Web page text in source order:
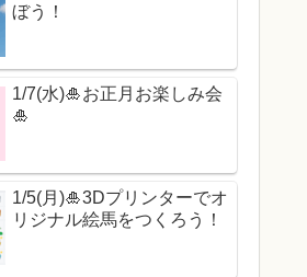
ぼう！
1/7(水)🎍お正月お楽しみ会
🎍
1/5(月)🎍3Dプリンターでオ
リジナル絵馬をつくろう！